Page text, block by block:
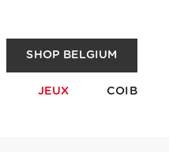
SHOP BELGIUM
JEUX COIB